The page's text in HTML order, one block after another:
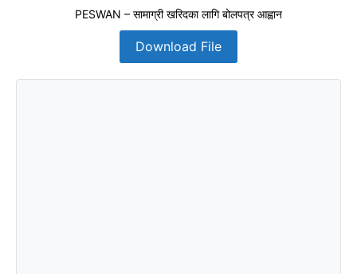
PESWAN – सामाग्री खरिदका लागि बोलपत्र आह्वान
Download File